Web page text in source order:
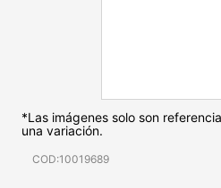
*Las imágenes solo son
una variación.
COD:10019689